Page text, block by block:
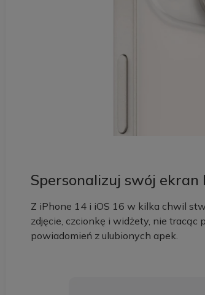
Spersonalizuj swój ekran
Z iPhone 14 i iOS 16 w kilka chwil
zdjęcie, czcionkę i widżety, nie
powiadomień z ulubionych apek.